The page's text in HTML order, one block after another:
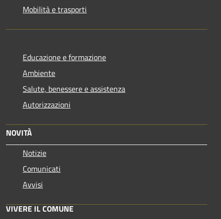
Mobilità e trasporti
Educazione e formazione
Ambiente
Salute, benessere e assistenza
Autorizzazioni
NOVITÀ
Notizie
Comunicati
Avvisi
VIVERE IL COMUNE